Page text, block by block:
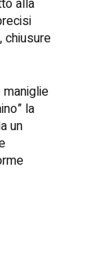
alla
chiusure
la
un